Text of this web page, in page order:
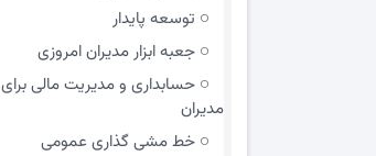
توسعه پایدار
جعبه ابزار مدیران امروزی
حسابداری و مدیریت مالی برای
مدیران
خط مشی گذاری عمومی